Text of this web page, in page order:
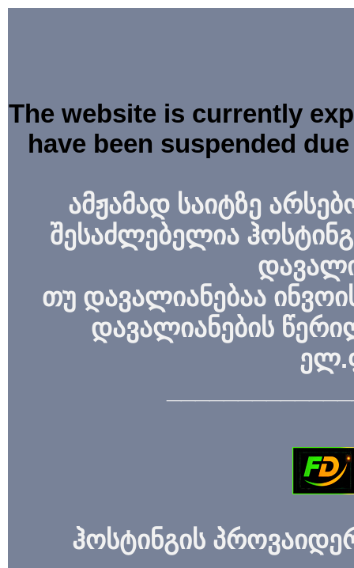
The website is currently
have been suspended
ამჟამად საიტზე
შესაძლებელია
თუ დავალიანებაა
დავალიანების
ჰოსტინგის